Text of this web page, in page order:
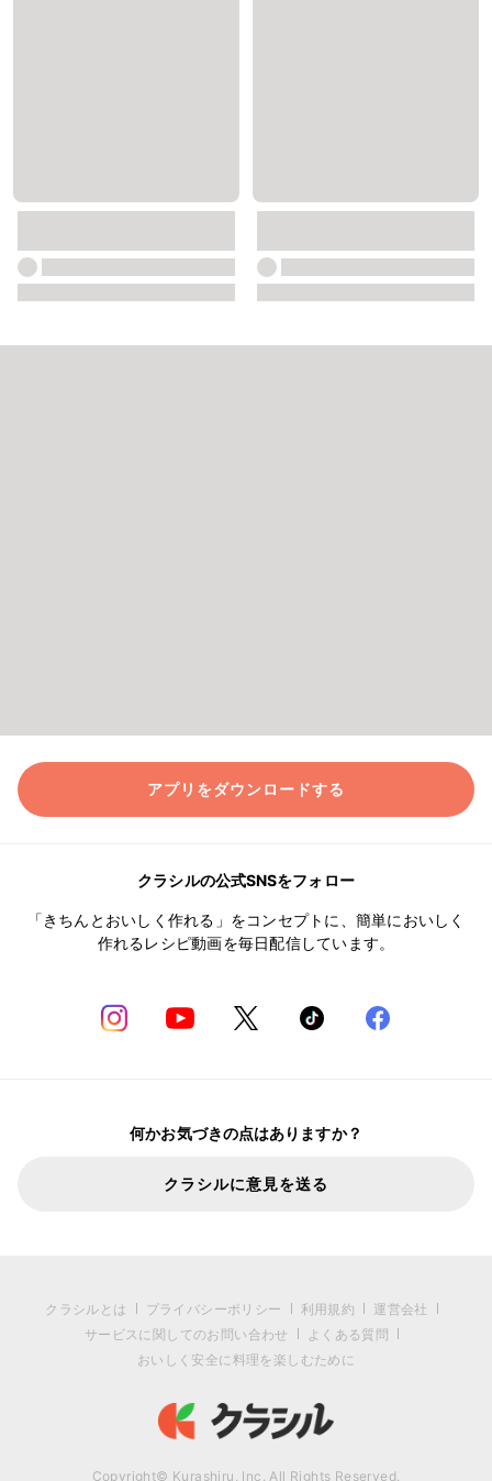
アプリをダウンロードする
クラシルの公式SNSをフォロー
「きちんとおいしく作れる」をコンセプトに、簡単においしく
作れるレシピ動画を毎日配信しています。
何かお気づきの点はありますか？
クラシルに意見を送る
クラシルとは プライバシーポリシー 利用規約
運営会社
サービスに関してのお問い合わせ
よくある質問
おいしく安全に料理を楽しむために
Copyright© Kurashiru, Inc. All Rights Reserved.